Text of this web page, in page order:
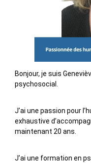
Bonjour, je suis
psychosocial.
J’ai une passion pour
exhaustive
maintenant 20 ans.
J’ai une formation en